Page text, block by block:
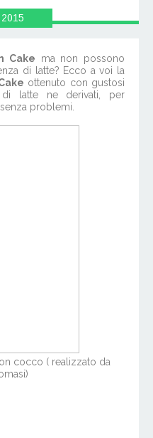
2015
Cake ma non possono
di latte? Ecco a voi la
ottenuto con gustosi
di latte ne derivati, per
senza problemi.
cocco ( realizzato da